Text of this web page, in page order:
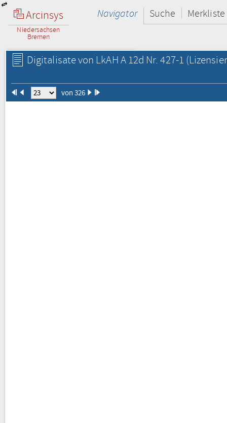
Arcinsys
Niedersachsen
Bremen
Navigator Suche Merkliste
Digitalisate von LkAH A 12d Nr. 427-1
von 326